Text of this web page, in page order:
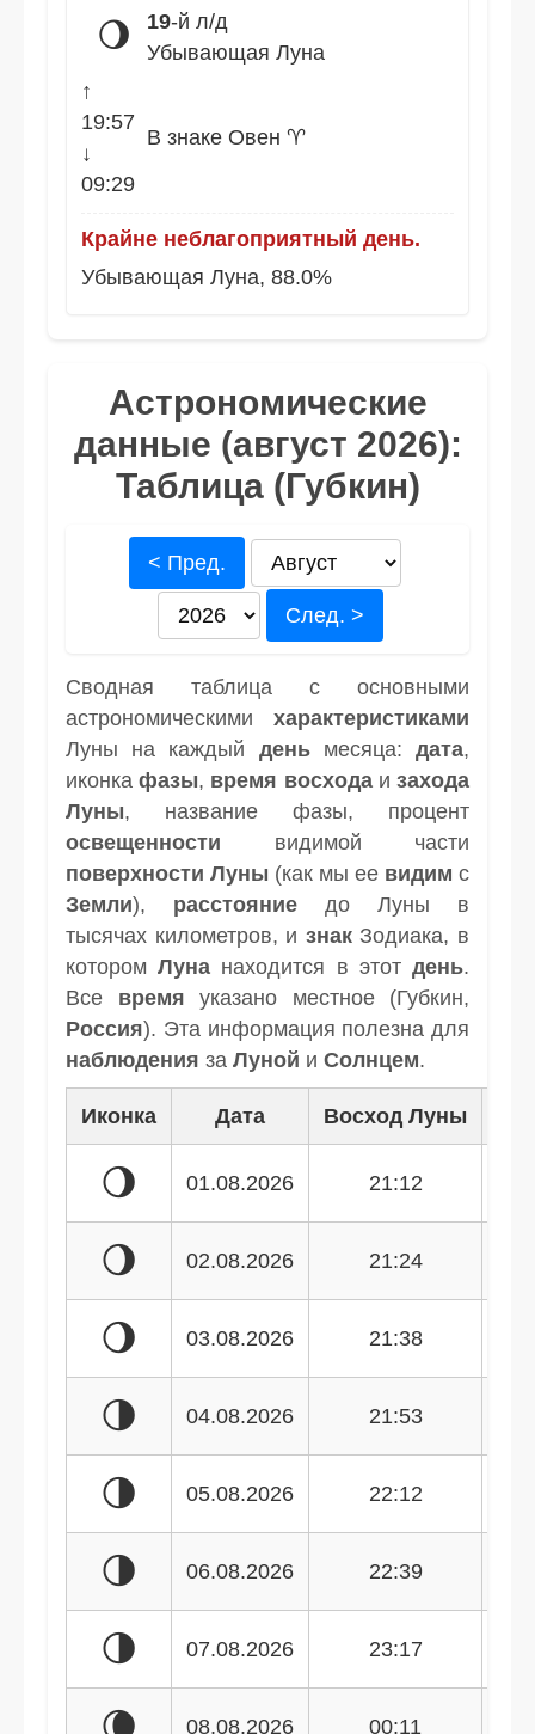
🌖 19-й л/д
Убывающая Луна
↑
19:57
↓
09:29
В знаке Овен ♈
Крайне неблагоприятный день.
Убывающая Луна, 88.0%
Астрономические
данные (август 2026):
Таблица (Губкин)
< Пред.
След. >
Сводная таблица с основными
астрономическими характеристиками
Луны на каждый деньмесяца:дата,
иконкафазы, время восходаизахода
Луны, название фазы, процент
освещенности видимой части
поверхности Луны (как мы ее видим с
Земли), расстояние до Луны в
тысячах километров, и знакЗодиака, в
которомЛуна находится в этотдень.
Все время указано местное (Губкин,
Россия). Эта информация полезна для
наблюдения за Луной и Солнцем.
Иконка Дата Восход Луны
🌖 01.08.2026 21:12
🌖 02.08.2026 21:24
🌖 03.08.2026 21:38
🌗 04.08.2026 21:53
🌗 05.08.2026 22:12
🌗 06.08.2026 22:39
🌗 07.08.2026 23:17
08.08.2026 00:11